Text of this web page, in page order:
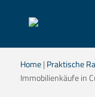
Home| Praktische
Immobilienkäufe in